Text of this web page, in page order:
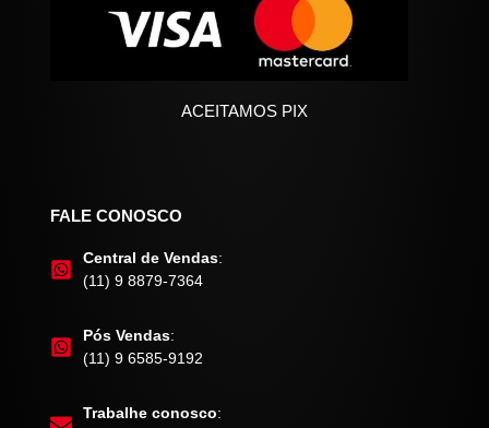
ACEITAMOS PIX
FALE CONOSCO
Central de Vendas:
(11) 9 8879-7364
Pós Vendas:
(11) 9 6585-9192
Trabalhe conosco: